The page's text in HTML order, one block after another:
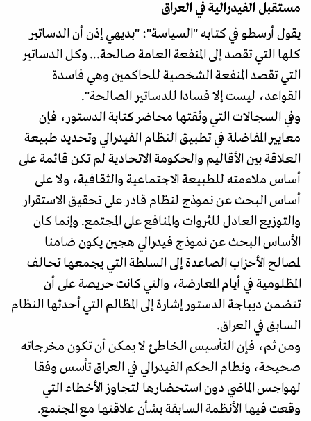
مستقبل الفيدرالية في العراق
يقول أرسطو في كتابه "السياسة": "بديهي إذن أن الدساتير
كلها التي تقصد إلى المنفعة العامة صالحة... وكل الدساتير
التي تقصد المنفعة الشخصية للحاكمين وهي فاسدة
القواعد، ليست إلا فسادا للدساتير الصالحة".
وفي السجالات التي وثقتها محاضر كتابة الدستور، فإن
معايير المفاضلة في تطبيق النظام الفيدرالي وتحديد طبيعة
العلاقة بين الأقاليم والحكومة الاتحادية لم تكن قائمة على
أساس ملاءمته للطبيعة الاجتماعية والثقافية، ولا على
أساس البحث عن نموذج لنظام قادر على تحقيق الاستقرار
والتوزيع العادل للثروات والمنافع على المجتمع. وإنما كان
الأساس البحث عن نموذج فيدرالي هجين يكون ضامنا
لمصالح الأحزاب الصاعدة إلى السلطة التي يجمعها تحالف
المظلومية في أيام المعارضة، والتي كانت حريصة على أن
تتضمن ديباجة الدستور إشارة إلى المظالم التي أحدثها النظام
السابق في العراق.
ومن ثم، فإن التأسيس الخاطئ لا يمكن أن تكون مخرجاته
صحيحة، ونطام الحكم الفيدرالي في العراق تأسس وفقا
لهواجس الماضي دون استحضارها لتجاوز الأخطاء التي
وقعت فيها الأنظمة السابقة بشأن علاقتها مع المجتمع.